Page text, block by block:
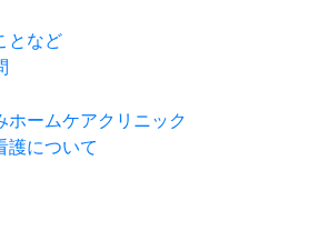
となど
ホームケアクリニック
護について